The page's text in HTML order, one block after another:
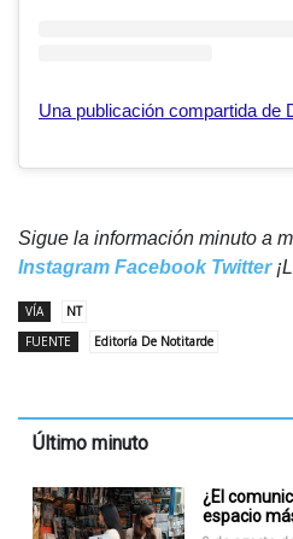
Sigue la información minuto a
Instagram Facebook Twitter
VÍA
NT
FUENTE
Editoría De Notitarde
Último minuto
¿El
espacio